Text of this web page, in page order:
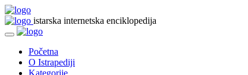
istarska internetska enciklopedija
Početna
O Istrapediji
Kategorije